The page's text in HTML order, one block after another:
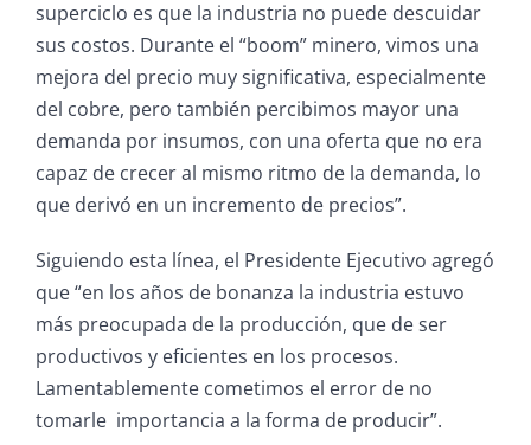
superciclo es que la industria no puede descuidar
sus costos. Durante el “boom” minero, vimos una
mejora del precio muy significativa, especialmente
del cobre, pero también percibimos mayor una
demanda por insumos, con una oferta que no era
capaz de crecer al mismo ritmo de la demanda, lo
que derivó en un incremento de precios”.
Siguiendo esta línea, el Presidente Ejecutivo agregó
que “en los años de bonanza la industria estuvo
más preocupada de la producción, que de ser
productivos y eficientes en los procesos.
Lamentablemente cometimos el error de no
tomarle importancia a la forma de producir”.